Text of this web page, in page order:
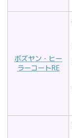
ボズヤン・ヒー
ラーコートRE